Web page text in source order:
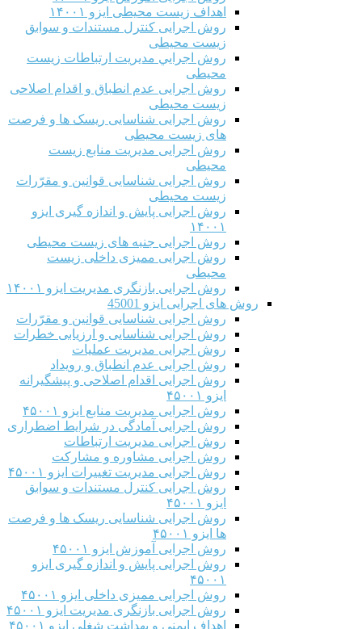
اهداف زیست محیطی ایزو ۱۴۰۰۱
روش اجرایی کنترل مستندات و سوابق
زیست محیطی
روش اجرايي مدیریت ارتباطات زیست
محیطی
روش اجرایی عدم انطباق و اقدام اصلاحی
زیست محیطی
روش اجرایی شناسایی ریسک ها و فرصت
های زیست محیطی
روش اجرایی مدیریت منابع زیست
محیطی
روش اجرایی شناسایی قوانین و مقرّرات
زیست محیطی
روش اجرایی پایش و اندازه گیری ایزو
۱۴۰۰۱
روش اجرایی جنبه های زیست محیطی
روش اجرایی ممیزی داخلی زیست
محیطی
روش اجرایی بازنگری مدیریت ایزو ۱۴۰۰۱
روش های اجرایی ایزو 45001
روش اجرایی شناسایی قوانین و مقرّرات
روش اجرایی شناسایی و ارزیابی خطرات
روش اجرایی مدیریت عملیات
روش اجرایی عدم انطباق و رویداد
روش اجرایی اقدام اصلاحی و پیشگیرانه
ایزو ۴۵۰۰۱
روش اجرایی مدیریت منابع ایزو ۴۵۰۰۱
روش اجرایی آمادگی در شرایط اضطراری
روش اجرایی مدیریت ارتباطات
روش اجرایی مشاوره و مشارکت
روش اجرایی مدیریت تغییرات ایزو ۴۵۰۰۱
روش اجرایی کنترل مستندات و سوابق
ایزو ۴۵۰۰۱
روش اجرایی شناسایی ریسک ها و فرصت
ها ایزو ۴۵۰۰۱
روش اجرایی آموزش ایزو ۴۵۰۰۱
روش اجرایی پایش و اندازه گیری ایزو
۴۵۰۰۱
روش اجرایی ممیزی داخلی ایزو ۴۵۰۰۱
روش اجرایی بازنگری مدیریت ایزو ۴۵۰۰۱
اهداف ایمنی و بهداشت شغلی ایزو ۴۵۰۰۱